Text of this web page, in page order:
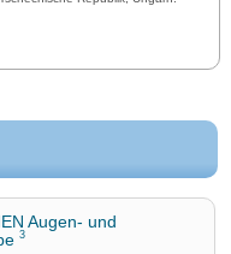
Augen- und
3